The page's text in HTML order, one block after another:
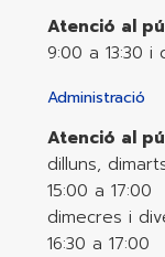
Atenció al
9:00 a 13:30 i
Administració
Atenció al
dilluns,
15:00 a 17:00
dimecres i
16:30 a 17:00